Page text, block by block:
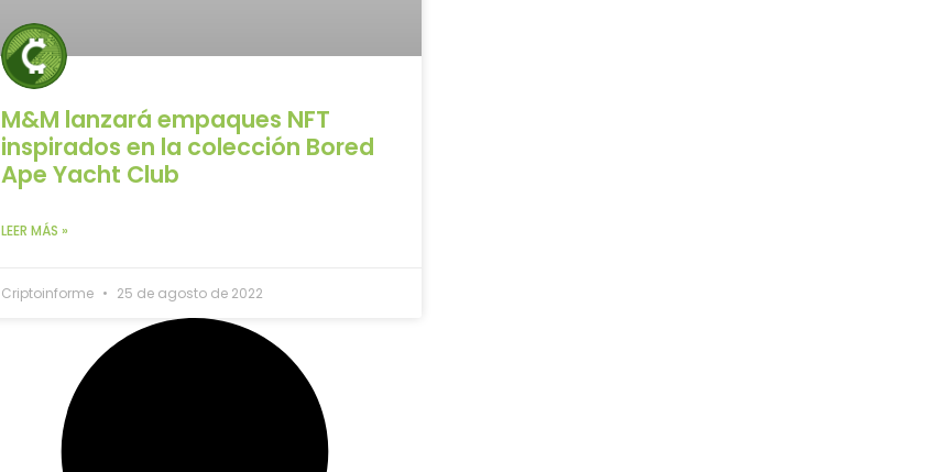
M&M lanzará empaques NFT
inspirados en la colección Bored
Ape Yacht Club
LEER MÁS »
Criptoinforme 25 de agosto de 2022